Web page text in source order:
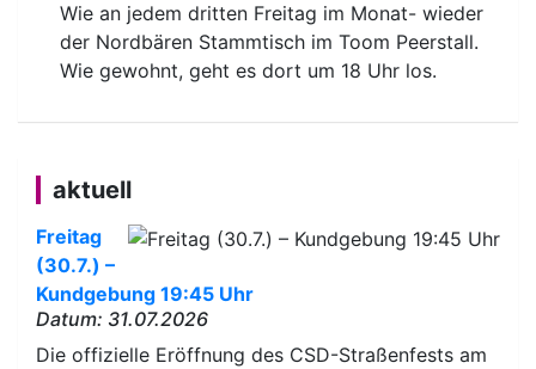
Wie an jedem dritten Freitag im Monat- wieder
der Nordbären Stammtisch im Toom Peerstall.
Wie gewohnt, geht es dort um 18 Uhr los.
aktuell
Freitag
(30.7.) –
Kundgebung 19:45 Uhr
Datum: 31.07.2026
Die offizielle Eröffnung des CSD-Straßenfests am